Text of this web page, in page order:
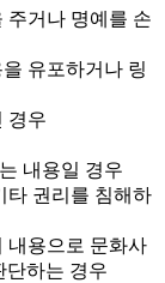
거나 명예를 손
유포하거나 링
경우
내용일 경우
권리를 침해하
용으로 문화사
단하는 경우